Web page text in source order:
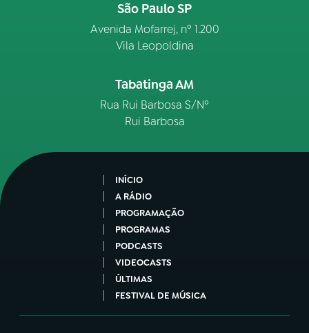
São Paulo SP
Avenida Mofarrej, nº 1.200
Vila Leopoldina
Tabatinga AM
Rua Rui Barbosa S/Nº
Rui Barbosa
INÍCIO
A RÁDIO
PROGRAMAÇÃO
PROGRAMAS
PODCASTS
VIDEOCASTS
ÚLTIMAS
FESTIVAL DE MÚSICA